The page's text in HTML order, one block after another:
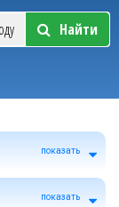
Найти
показать
показать